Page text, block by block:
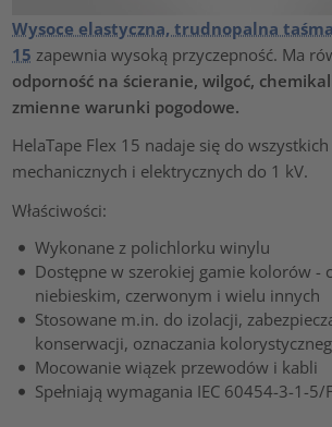
Wysoce elastyczna, trudnopalna
15 zapewnia wysoką przyczepność. Ma
odporność na ścieranie, wilgoć,
zmienne warunki pogodowe.
HelaTape Flex 15 nadaje się do
mechanicznych i elektrycznych do 1 kV.
Właściwości:
Wykonane z polichlorku winylu
Dostępne w szerokiej gamie kolorów -
niebieskim, czerwonym i wielu innych
Stosowane m.in. do izolacji,
konserwacji, oznaczania
Mocowanie wiązek przewodów i kabli
Spełniają wymagania IEC 60454-3-1-5/